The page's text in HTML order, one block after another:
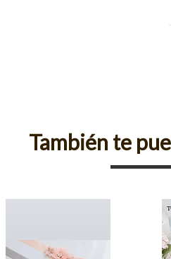
También te